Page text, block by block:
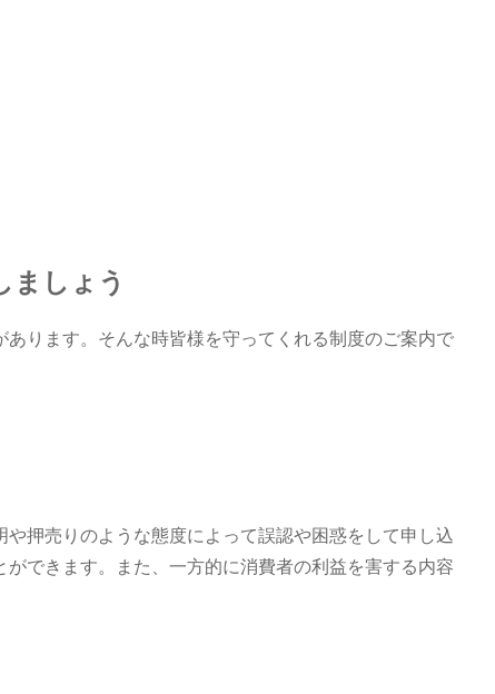
ましょう
ります。そんな時皆様を守ってくれる制度のご案内で
押売りのような態度によって誤認や困惑をして申し込
できます。また、一方的に消費者の利益を害する内容